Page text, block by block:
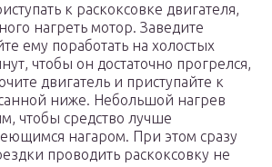
к раскоксовке двигателя,
нагреть мотор. Заведите
ему поработать на холостых
чтобы он достаточно прогрелся,
двигатель и приступайте к
ниже. Небольшой нагрев
чтобы средство лучше
нагаром. При этом сразу
проводить раскоксовку не